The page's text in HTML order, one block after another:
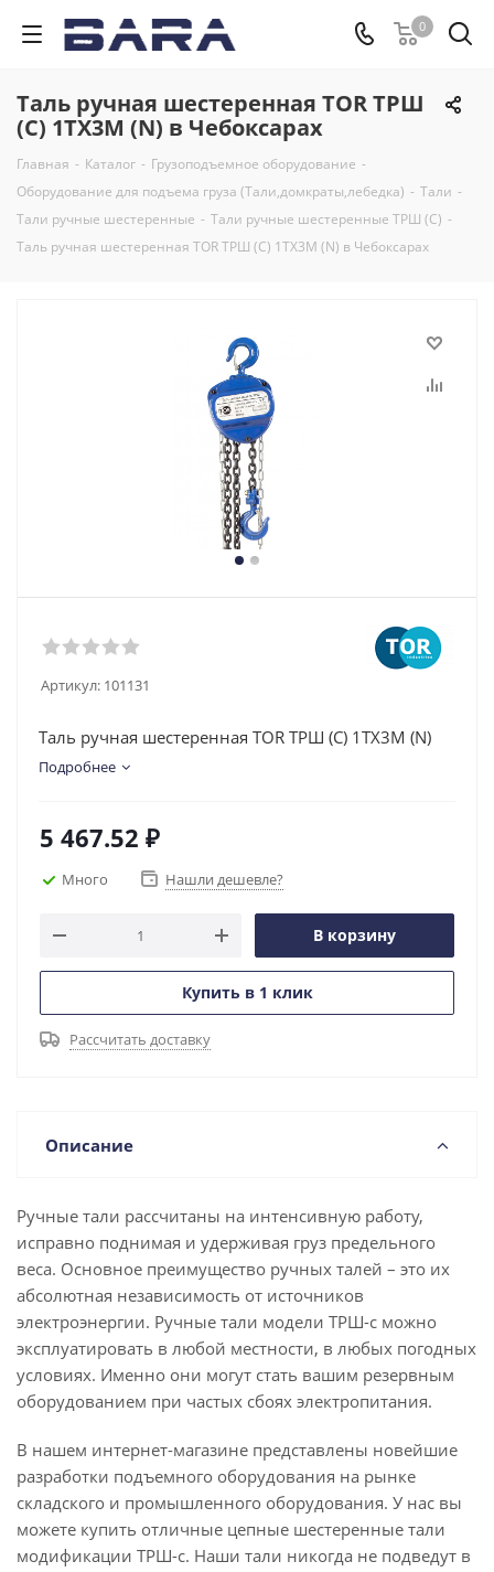
0
Таль ручная шестеренная TOR ТРШ
(C) 1ТХ3М (N) в Чебоксарах
Главная - Каталог - Грузоподъемное оборудование -
Оборудование для подъема груза (Тали,домкраты,лебедка) - Тали -
Тали ручные шестеренные - Тали ручные шестеренные ТРШ (С) -
Таль ручная шестеренная TOR ТРШ (C) 1ТХ3М (N) в Чебоксарах
Артикул: 101131
Таль ручная шестеренная TOR ТРШ (C) 1ТХ3М (N)
Подробнее
5 467.52 ₽
Много Нашли дешевле?
В корзину
Купить в 1 клик
Рассчитать доставку
Описание
Ручные тали рассчитаны на интенсивную работу,
исправно поднимая и удерживая груз предельного
веса. Основное преимущество ручных талей – это их
абсолютная независимость от источников
электроэнергии. Ручные тали модели ТРШ-с можно
эксплуатировать в любой местности, в любых погодных
условиях. Именно они могут стать вашим резервным
оборудованием при частых сбоях электропитания.
В нашем интернет-магазине представлены новейшие
разработки подъемного оборудования на рынке
складского и промышленного оборудования. У нас вы
можете купить отличные цепные шестеренные тали
модификации ТРШ-с. Наши тали никогда не подведут в